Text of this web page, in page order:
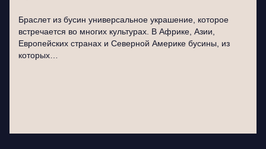
Браслет из бусин универсальное украшение, которое
встречается во многих культурах. В Африке, Азии,
Европейских странах и Северной Америке бусины, из
которых…